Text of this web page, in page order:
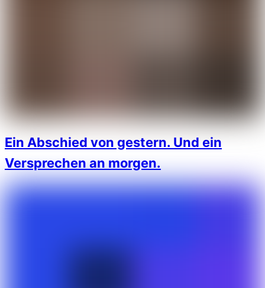
Ein Abschied von gestern. Und ein
Versprechen an morgen.